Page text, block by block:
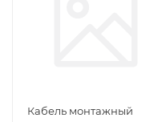
Кабель монтажный